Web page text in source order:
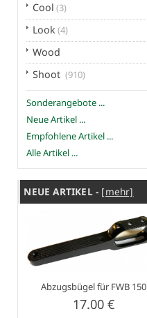
Cool (3)
Look(4)
Wood
Shoot (910)
Sonderangebote ...
Neue Artikel ...
Empfohlene Artikel ...
Alle Artikel ...
NEUE ARTIKEL - [mehr]
Abzugsbügel für FWB 150
17.00 €